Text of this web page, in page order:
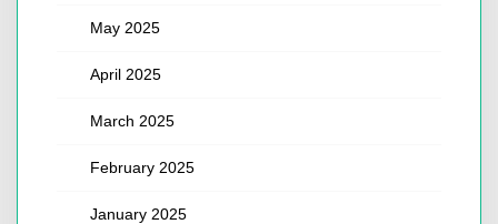
May 2025
April 2025
March 2025
February 2025
January 2025